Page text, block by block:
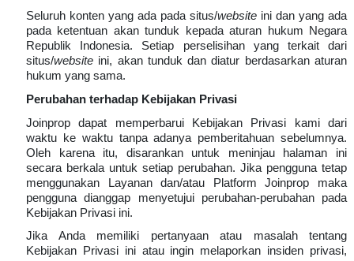
Seluruh konten yang ada pada situs/website ini dan yang ada
pada ketentuan akan tunduk kepada aturan hukum Negara
Republik Indonesia. Setiap perselisihan yang terkait dari
situs/website ini, akan tunduk dan diatur berdasarkan aturan
hukum yang sama.
Perubahan terhadap Kebijakan Privasi
Joinprop dapat memperbarui Kebijakan Privasi kami dari
waktu ke waktu tanpa adanya pemberitahuan sebelumnya.
Oleh karena itu, disarankan untuk meninjau halaman ini
secara berkala untuk setiap perubahan. Jika pengguna tetap
menggunakan Layanan dan/atau Platform Joinprop maka
pengguna dianggap menyetujui perubahan-perubahan pada
Kebijakan Privasi ini.
Jika Anda memiliki pertanyaan atau masalah tentang
Kebijakan Privasi ini atau ingin melaporkan insiden privasi,